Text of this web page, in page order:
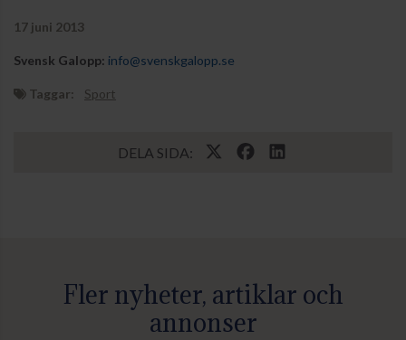
17 juni 2013
Svensk Galopp: info@svenskgalopp.se
Taggar: Sport
DELA SIDA:
Fler nyheter, artiklar och
annonser